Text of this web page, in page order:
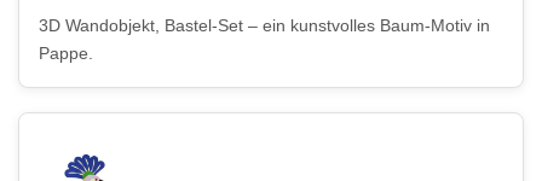
3D Wandobjekt, Bastel-Set – ein kunstvolles Baum-Motiv in
Pappe.